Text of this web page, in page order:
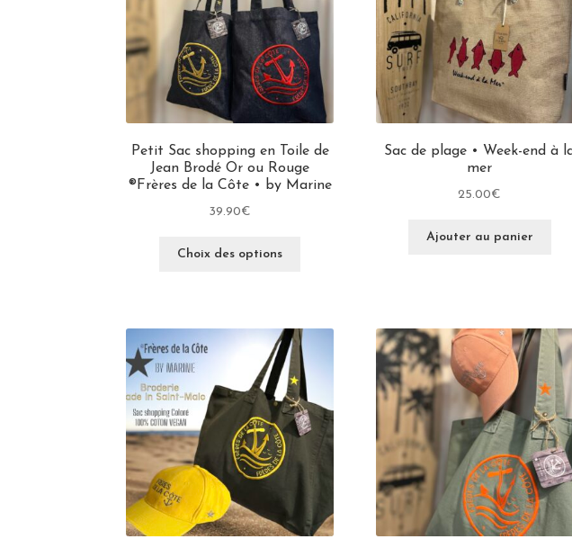
Petit Sac shopping en Toile de
Jean Brodé Or ou Rouge
®Frères de la Côte • by Marine
39.90€
Choix des options
Sac de plage • Week-end à
mer
25.00€
Ajouter au panier